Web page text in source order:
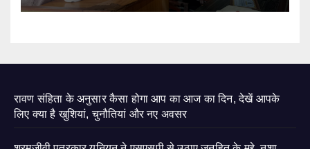
रावण संहिता के अनुसार कैसा होगा आप का आज का दिन, देखें आपके
लिए क्या है खुशियां, चुनौतियां और नए अवसर